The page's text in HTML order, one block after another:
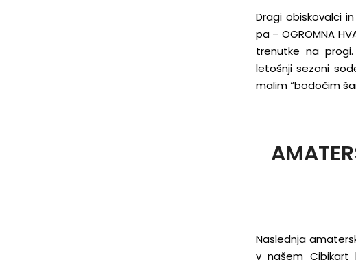
Dragi obiskovalci
pa – OGROMNA
trenutke na
letošnji sezoni
malim “bodočim
Naslednja
v našem Cibikart